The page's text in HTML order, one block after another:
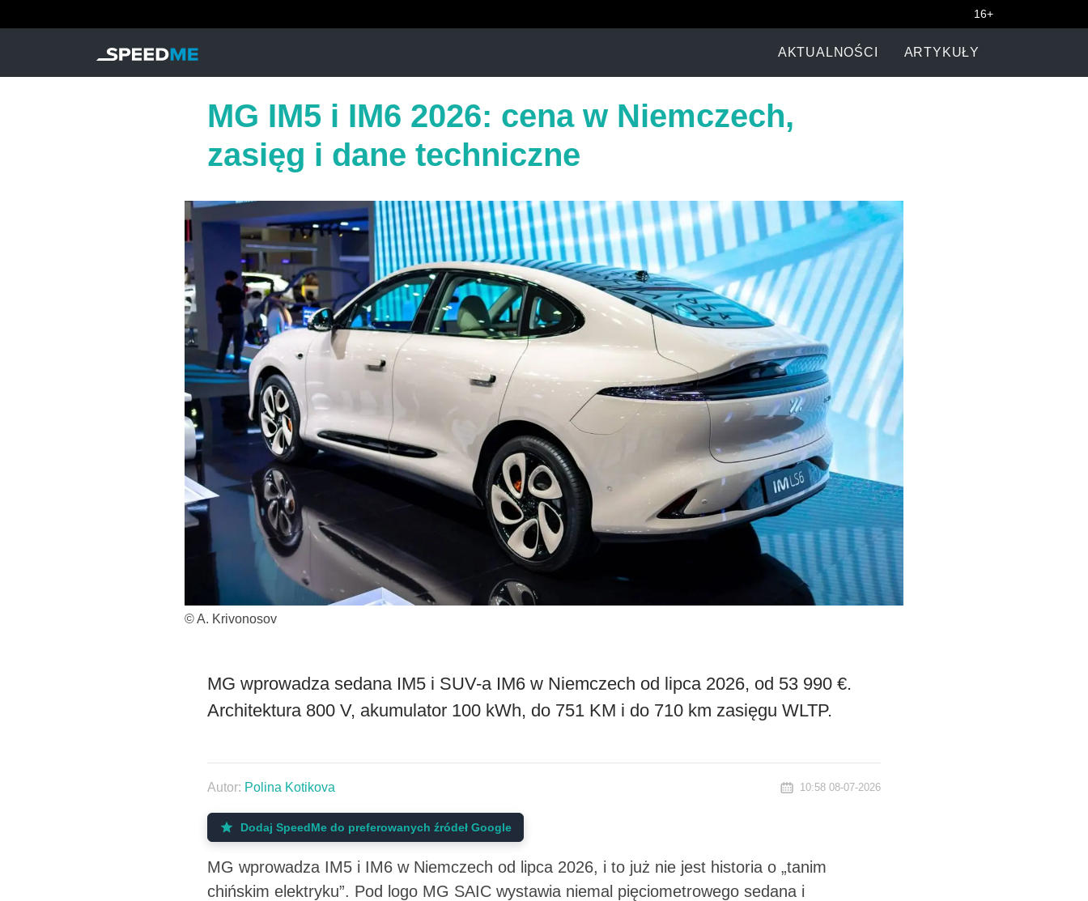
16+
AKTUALNOŚCI ARTYKUŁY
MG IM5 i IM6 2026: cena w Niemczech,
zasięg i dane techniczne
© A. Krivonosov
MG wprowadza sedana IM5 i SUV-a IM6 w Niemczech od lipca 2026, od 53 990 €.
Architektura 800 V, akumulator 100 kWh, do 751 KM i do 710 km zasięgu WLTP.
Autor: Polina Kotikova 10:58 08-07-2026
Dodaj SpeedMe do preferowanych źródeł Google
MG wprowadza IM5 i IM6 w Niemczech od lipca 2026, i to już nie jest historia o „tanim
chińskim elektryku”. Pod logo MG SAIC wystawia niemal pięciometrowego sedana i